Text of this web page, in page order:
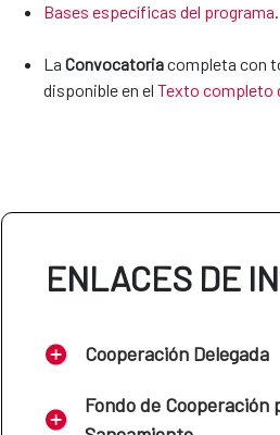
Bases específicas del programa.
La Convocatoriacompleta con
disponible en el Texto completo
ENLACES DE
Cooperación Delegada
Fondo de Cooperación